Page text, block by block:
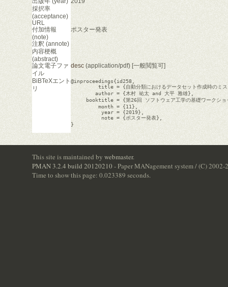
採択率
(acceptance)
URL
付加情報
(note)
ポスター発表
注釈 (annote)
内容梗概
(abstract)
論文電子ファ
イル
desc(application/pdf) [一般閲覧可]
BiBTeXエント
リ
@inproceedings{id258,
title = {自動分類におけるデータセット作成時のミス
        author = {木村 祐太 and 大平 雅雄},
booktitle = {第26回 ソフトウェア工学の基礎ワークシ
         month = {11},
          year = {2019},
          note = {ポスター発表},
}
This site is maintained by webmaster.
PMAN 3.2.4 build 20120210 - Paper MANagement system / (C)
Time to show this page: 0.023389 seconds.